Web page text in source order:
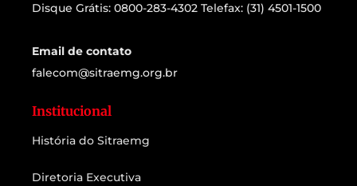
Disque Grátis: 0800-283-4302 Telefax: (31) 4501-1500
Email de contato
falecom@sitraemg.org.br
Institucional
História do Sitraemg
Diretoria Executiva